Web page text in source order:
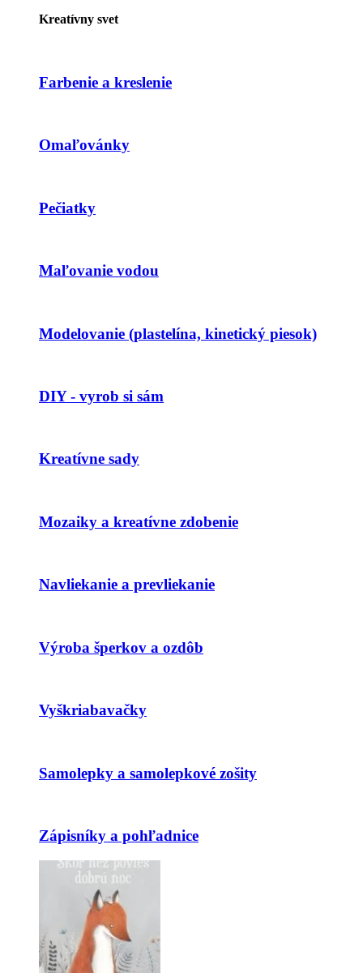
Kreatívny svet
Farbenie a kreslenie
Omaľovánky
Pečiatky
Maľovanie vodou
Modelovanie (plastelína, kinetický piesok)
DIY - vyrob si sám
Kreatívne sady
Mozaiky a kreatívne zdobenie
Navliekanie a prevliekanie
Výroba šperkov a ozdôb
Vyškriabavačky
Samolepky a samolepkové zošity
Zápisníky a pohľadnice